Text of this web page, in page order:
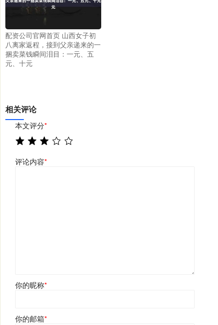
配资公司官网首页 山西女子初
八离家返程，接到父亲递来的一
捆卖菜钱瞬间泪目：一元、五
元、十元
相关评论
本文评分*
评论内容*
你的昵称*
你的邮箱*